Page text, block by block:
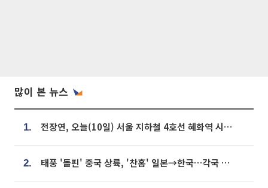
많이 본 뉴스
1. 전장연, 오늘(10일) 서울 지하철 4호선 혜화역 시위…1호선 용산역 무정차
2. 태풍 '돌핀' 중국 상륙, '찬홈' 일본→한국…각국 기상청 예상 경로는?